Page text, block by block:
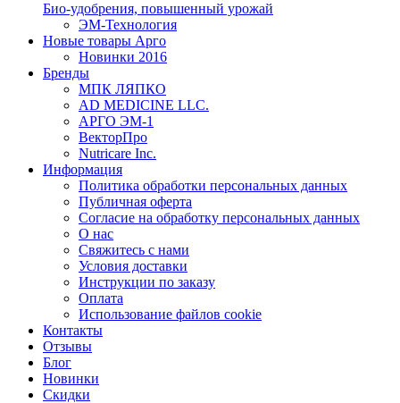
Био-удобрения, повышенный урожай
ЭМ-Технология
Новые товары Арго
Новинки 2016
Бренды
МПК ЛЯПКО
AD MEDICINE LLC.
АРГО ЭМ-1
ВекторПро
Nutricare Inc.
Информация
Политика обработки персональных данных
Публичная оферта
Согласие на обработку персональных данных
О нас
Свяжитесь с нами
Условия доставки
Инструкции по заказу
Оплата
Использование файлов cookie
Контакты
Отзывы
Блог
Новинки
Скидки